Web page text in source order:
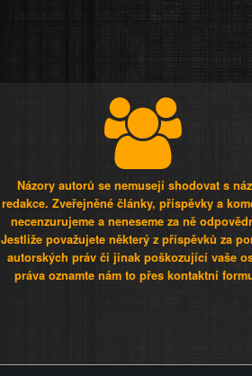
Názory autorů se nemusejí shodovat s
redakce. Zveřejněné články, příspěvky a
necenzurujeme a neneseme za ně
Jestliže považujete některý z příspěvků za
autorských práv či jinak poškozující vaše
práva oznamte nám to přes kontaktní